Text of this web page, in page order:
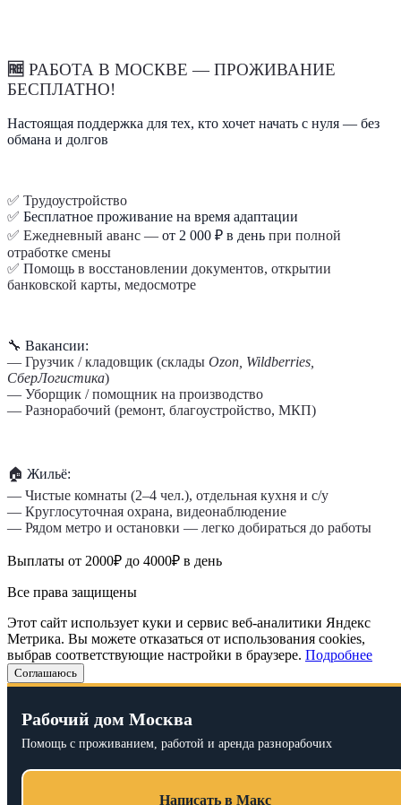
🆓 РАБОТА В МОСКВЕ — ПРОЖИВАНИЕ
БЕСПЛАТНО!
Настоящая поддержка для тех, кто хочет начать с нуля — без
обмана и долгов
✅ Трудоустройство
✅ Бесплатное проживание на время адаптации
✅ Ежедневный аванс — от 2 000 ₽ в день при полной
отработке смены
✅ Помощь в восстановлении документов, открытии
банковской карты, медосмотре
🔧 Вакансии:
— Грузчик / кладовщик (склады Ozon, Wildberries,
СберЛогистика)
— Уборщик / помощник на производство
— Разнорабочий (ремонт, благоустройство, МКП)
🏠 Жильё:
— Чистые комнаты (2–4 чел.), отдельная кухня и с/у
— Круглосуточная охрана, видеонаблюдение
— Рядом метро и остановки — легко добираться до работы
Выплаты от 2000₽ до 4000₽ в день
Все права защищены
Этот сайт использует куки и сервис веб-аналитики Яндекс
Метрика. Вы можете отказаться от использования cookies,
выбрав соответствующие настройки в браузере. Подробнее
Соглашаюсь
Рабочий дом Москва
Помощь с проживанием, работой и аренда разнорабочих
Написать в Макс